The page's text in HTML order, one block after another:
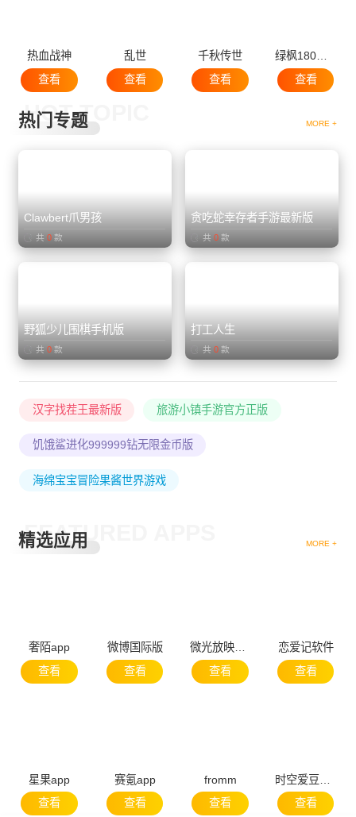
热血战神
查看
乱世
查看
千秋传世
查看
查看
热门专题
HOT TOPIC MORE +
Clawbert爪男孩
共 0款
贪吃蛇幸存者手游最新版
共 0款
野狐少儿围棋手机版
共 0款
打工人生
共 0款
汉字找茬王最新版 旅游小镇手游官方正版
饥饿鲨进化999999钻无限金币版
海绵宝宝冒险果酱世界游戏
精选应用
FEATURED APPS MORE +
奢陌app
查看
微博国际版
查看
微光放映厅app
查看
恋爱记软件
查看
星果app
查看
赛氪app
查看
fromm
查看
查看